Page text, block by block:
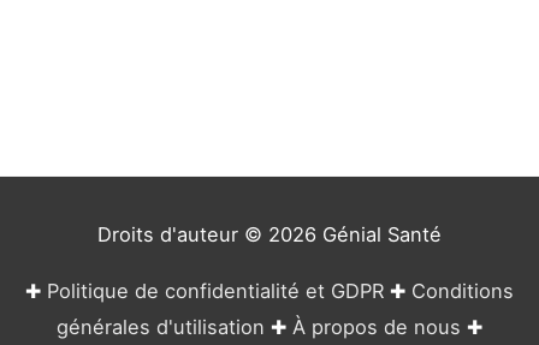
Droits d'auteur © 2026 Génial Santé
✚ Politique de confidentialité et GDPR ✚ Conditions
générales d'utilisation ✚ À propos de nous ✚